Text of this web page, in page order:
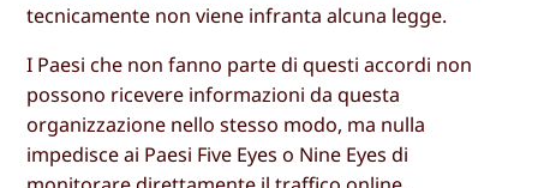
tecnicamente non viene infranta alcuna legge.
I Paesi che non fanno parte di questi accordi non
possono ricevere informazioni da questa
organizzazione nello stesso modo, ma nulla
impedisce ai Paesi Five Eyes o Nine Eyes di